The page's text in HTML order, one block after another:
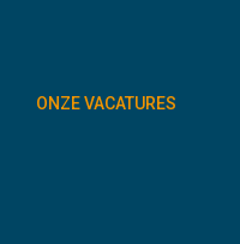
ONZE VACATURES